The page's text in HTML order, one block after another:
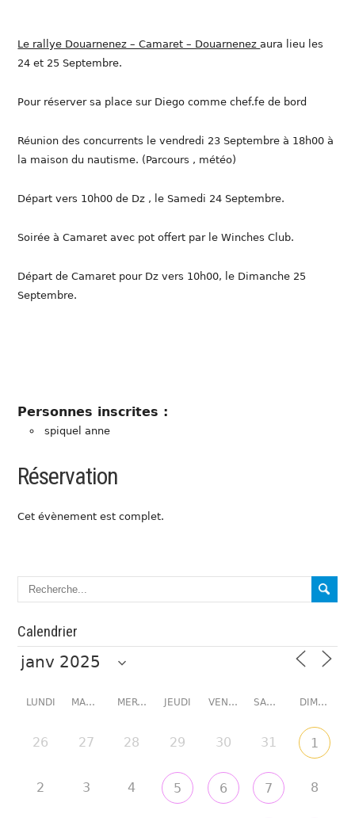
Le rallye Douarnenez – Camaret – Douarnenezaura lieu les
24 et 25 Septembre.
Pour réserver sa place sur Diego comme chef.fe de bord
Réunion des concurrents le vendredi 23 Septembre à 18h00 à
la maison du nautisme. (Parcours , météo)
Départ vers 10h00 de Dz , le Samedi 24 Septembre.
Soirée à Camaret avec pot offert par le Winches Club.
Départ de Camaret pour Dz vers 10h00, le Dimanche 25
Septembre.
Personnes inscrites :
spiquel anne
Réservation
Cet évènement est complet.
Calendrier
LUNDI MARDI MERCREDI JEUDI VENDREDI SAMEDI DIMANCHE
26 27 28 29 30 31 1
2 3 4 5 6 7 8